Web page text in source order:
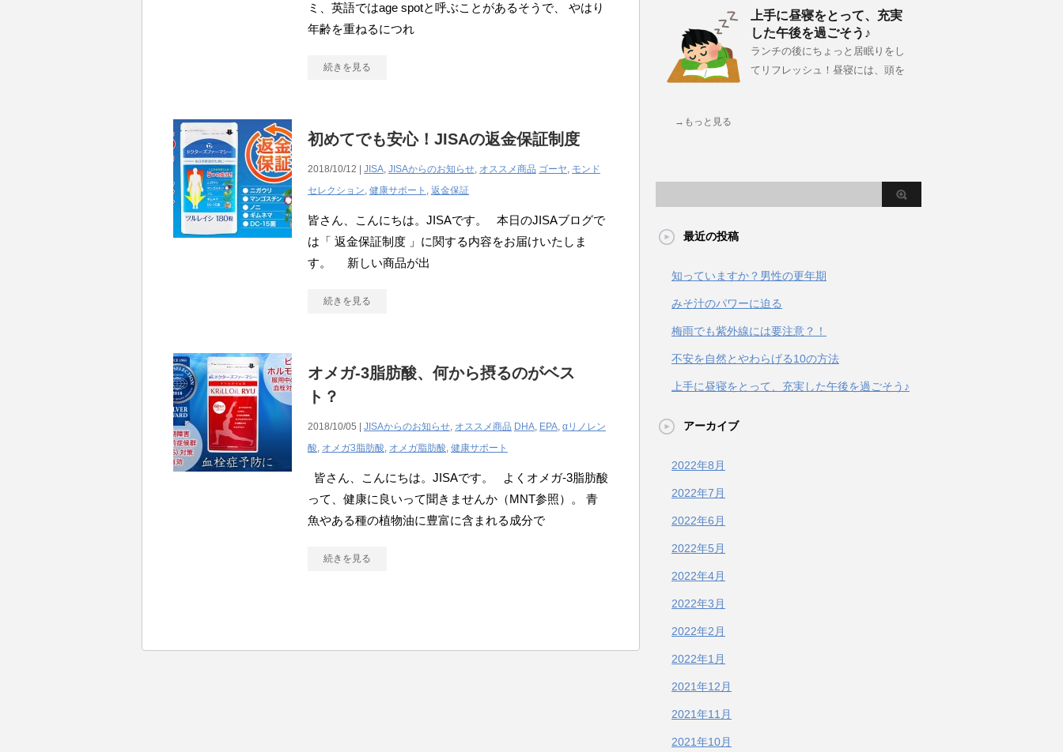
ミ、英語ではage spotと呼ぶことがあるそうで、 やはり
年齢を重ねるにつれ
続きを見る
初めてでも安心！JISAの返金保証制度
2018/10/12 | JISA, JISAからのお知らせ, オススメ商品 ゴーヤ, モンド
セレクション, 健康サポート , 返金保証
皆さん、こんにちは。JISAです。 本日のJISAブログで
は「 返金保証制度 」に関する内容をお届けいたしま
す。 新しい商品が出
続きを見る
オメガ-3脂肪酸、何から摂るのがベス
ト？
2018/10/05 | JISAからのお知らせ, オススメ商品 DHA, EPA, αリノレン
酸, オメガ3脂肪酸, オメガ脂肪酸, 健康サポート
皆さん、こんにちは。JISAです。 よくオメガ-3脂肪酸
って、健康に良いって聞きませんか（MNT参照）。 青
魚やある種の植物油に豊富に含まれる成分で
続きを見る
上手に昼寝をとって、充実
した午後を過ごそう♪
ランチの後にちょっと居眠りをし
てリフレッシュ！昼寝には、頭を
→もっと見る
最近の投稿
知っていますか？男性の更年期
みそ汁のパワーに迫る
梅雨でも紫外線には要注意？！
不安を自然とやわらげる10の方法
上手に昼寝をとって、充実した午後を過ごそう♪
アーカイブ
2022年8月
2022年7月
2022年6月
2022年5月
2022年4月
2022年3月
2022年2月
2022年1月
2021年12月
2021年11月
2021年10月